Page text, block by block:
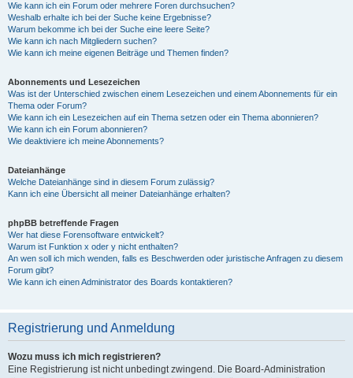
Wie kann ich ein Forum oder mehrere Foren durchsuchen?
Weshalb erhalte ich bei der Suche keine Ergebnisse?
Warum bekomme ich bei der Suche eine leere Seite?
Wie kann ich nach Mitgliedern suchen?
Wie kann ich meine eigenen Beiträge und Themen finden?
Abonnements und Lesezeichen
Was ist der Unterschied zwischen einem Lesezeichen und einem Abonnements für ein
Thema oder Forum?
Wie kann ich ein Lesezeichen auf ein Thema setzen oder ein Thema abonnieren?
Wie kann ich ein Forum abonnieren?
Wie deaktiviere ich meine Abonnements?
Dateianhänge
Welche Dateianhänge sind in diesem Forum zulässig?
Kann ich eine Übersicht all meiner Dateianhänge erhalten?
phpBB betreffende Fragen
Wer hat diese Forensoftware entwickelt?
Warum ist Funktion x oder y nicht enthalten?
An wen soll ich mich wenden, falls es Beschwerden oder juristische Anfragen zu diesem
Forum gibt?
Wie kann ich einen Administrator des Boards kontaktieren?
Registrierung und Anmeldung
Wozu muss ich mich registrieren?
Eine Registrierung ist nicht unbedingt zwingend. Die Board-Administration